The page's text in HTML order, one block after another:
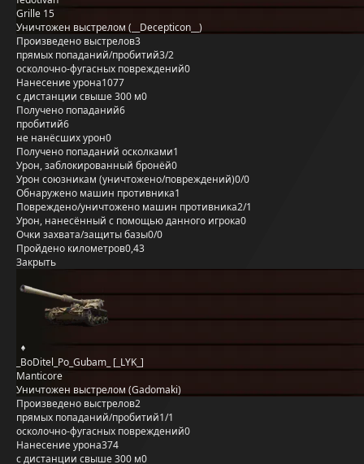
Grille 15
Уничтожен выстрелом (__Decepticon__)
Произведено выстрелов3
прямых попаданий/пробитий3/2
осколочно-фугасных повреждений0
Нанесение урона1077
с дистанции свыше 300 м0
Получено попаданий6
пробитий6
не нанёсших урон0
Получено попаданий осколками1
Урон, заблокированный бронёй0
Урон союзникам (уничтожено/повреждений)0/0
Обнаружено машин противника1
Повреждено/уничтожено машин противника2/1
Урон, нанесённый с помощью данного игрока0
Очки захвата/защиты базы0/0
Пройдено километров0,43
Закрыть
_BoDitel_Po_Gubam_ [_LYK_]
Manticore
Уничтожен выстрелом (Gadomaki)
Произведено выстрелов2
прямых попаданий/пробитий1/1
осколочно-фугасных повреждений0
Нанесение урона374
с дистанции свыше 300 м0